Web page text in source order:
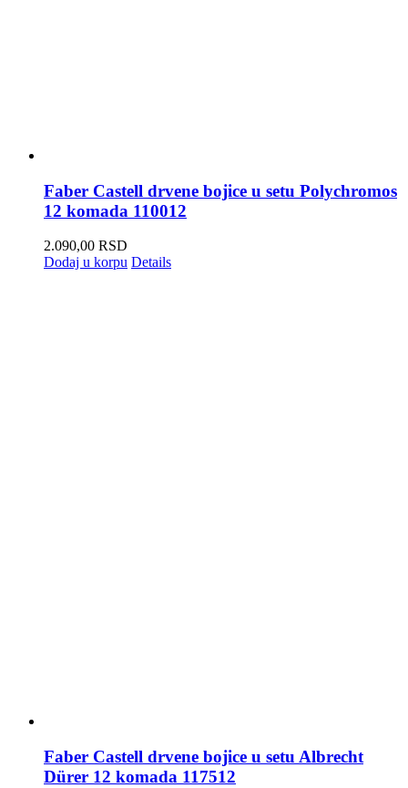
Faber Castell drvene bojice u setu Polychromos
12 komada 110012
2.090,00 RSD
Dodaj u korpu Details
Faber Castell drvene bojice u setu Albrecht
Dürer 12 komada 117512